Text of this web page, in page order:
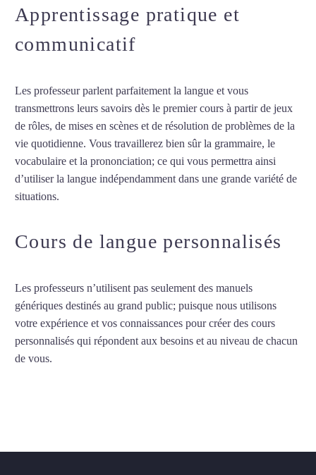
Apprentissage pratique et
communicatif
Les professeur parlent parfaitement la langue et vous
transmettrons leurs savoirs dès le premier cours à partir de jeux
de rôles, de mises en scènes et de résolution de problèmes de la
vie quotidienne. Vous travaillerez bien sûr la grammaire, le
vocabulaire et la prononciation; ce qui vous permettra ainsi
d’utiliser la langue indépendamment dans une grande variété de
situations.
Cours de langue personnalisés
Les professeurs n’utilisent pas seulement des manuels
génériques destinés au grand public; puisque nous utilisons
votre expérience et vos connaissances pour créer des cours
personnalisés qui répondent aux besoins et au niveau de chacun
de vous.